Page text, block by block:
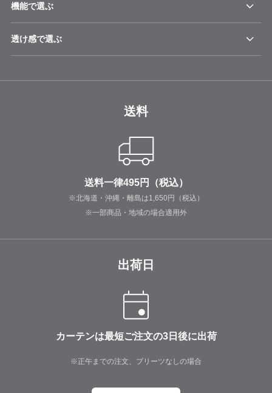
機能で選ぶ
透け感で選ぶ
送料
送料一律495円（税込）
※北海道・沖縄・離島は1,650円（税込）
※一部商品・地域の場合適用外
出荷日
カーテンは最短ご注文の3日後に出荷
※正午までの注文、プリーツなしの場合